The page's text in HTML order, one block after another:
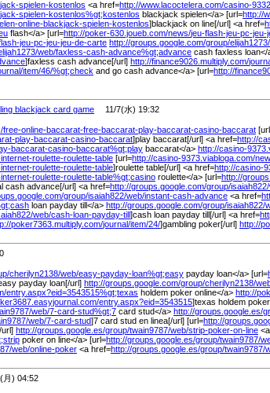
spielen-kostenlos <a href=http://www.lacoctelera.com/casino-
spielen-kostenlos%gt;kostenlos blackjack spielen</a> [url=http://
online-blackjack-spielen-kostenlos]blackjack on line[/url] <a href=
flash</a> [url=http://poker-630.joueb.com/news/jeu-flash-jeu-pc-jeu-
jeu-pc-jeu-jeu-de-carte http://groups.google.com/group/elijah1273/
web/faxless-cash-advance%gt;advance cash faxless loan</
]faxless cash advance[/url] http://finance9026.multiply.com/
item/46/%gt;check and go cash advance</a> [url=http://
blackjack card game 11/7(水) 19:32
free-online-baccarat-free-baccarat-play-baccarat-casino-baccarat
play-baccarat-casino-baccarat]play baccarat[/url] <a href=http://
baccarat-casino-baccarat%gt;play baccarat</a> http://casino-
roulette-roulette-table [url=http://casino-9373.viabloga.com/
roulette-roulette-table]roulette table[/url] <a href=http://casino-
roulette-roulette-table%gt;casino roulette</a> [url=http://
cash advance[/url] <a href=http://groups.google.com/group/isaiah822/
group/isaiah822/web/instant-cash-advance <a href=
gt;cash loan payday till</a> http://groups.google.com/group/isaiah822/
web/cash-loan-payday-till]cash loan payday till[/url] <a href=
poker7363.multiply.com/journal/item/24/]gambling poker[/url] http://
cherilyn2138/web/easy-payday-loan%gt;easy payday loan</a> [url=
payday loan[/url] http://groups.google.com/group/cherilyn2138/
entry.aspx?eid=3543515%gt;texas holdem poker online</a> http://
entry.aspx?eid=3543515]texas holdem
web/7-card-stud%gt;7 card stud</a> http://groups.google.es/
web/7-card-stud]7 card stud en linea[/url] [url=http://
url] http://groups.google.es/group/twain9787/web/strip-poker-on-line
poker on line</a> [url=http://groups.google.es/group/twain9787/
web/online-poker <a href=http://groups.google.es/group/twain9787/
) 04:52